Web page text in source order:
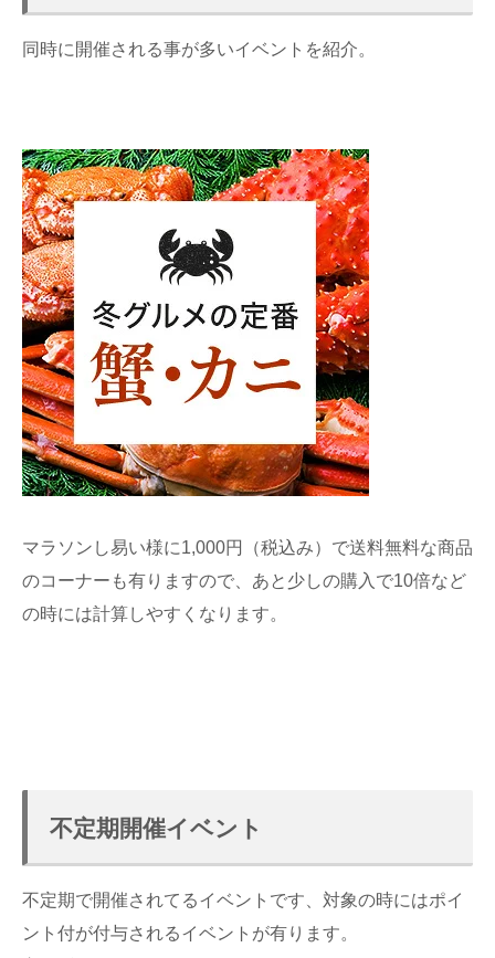
同時に開催される事が多いイベントを紹介。
マラソンし易い様に1,000円（税込み）で送料無料な商品
のコーナーも有りますので、あと少しの購入で10倍など
の時には計算しやすくなります。
不定期開催イベント
不定期で開催されてるイベントです、対象の時にはポイ
ント付が付与されるイベントが有ります。